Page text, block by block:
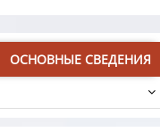
ОСНОВНЫЕ СВЕДЕНИЯ